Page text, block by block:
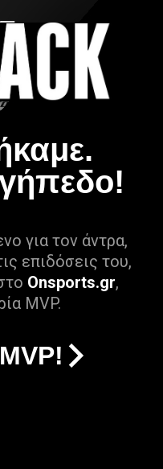
για τον άντρα,
επιδόσεις του,
Onsports.gr,
MVP.